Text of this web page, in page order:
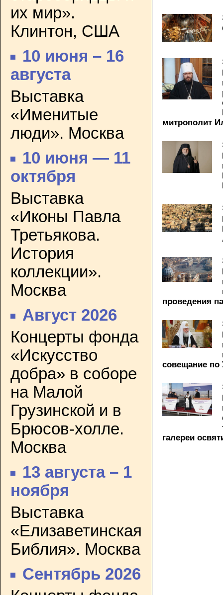
их мир».
Клинтон, США
10 июня – 16
августа
Выставка
«Именитые
люди». Москва
10 июня — 11
октября
Выставка
«Иконы Павла
Третьякова.
История
коллекции».
Москва
Август 2026
Концерты фонда
«Искусство
добра» в соборе
на Малой
Грузинской и в
Брюсов-холле.
Москва
13 августа – 1
ноября
Выставка
«Елизаветинская
Библия». Москва
Сентябрь 2026
митрополит
проведения
совещание по
галереи